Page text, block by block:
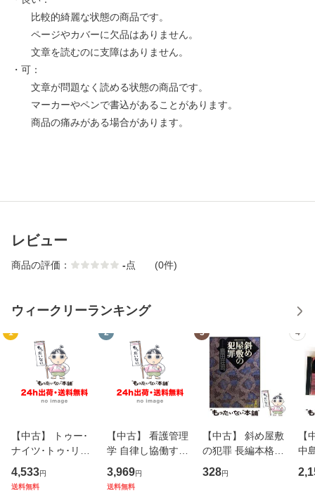
比較的綺麗な状態の商品です。
ページやカバーに欠品はありません。
文章を読むのに支障はありません。
・可：
文章が問題なく読める状態の商品です。
マーカーやペンで書込があることがあります。
商品の痛みがある場合があります。
レビュー
商品の評価： -点 (0件)
ウィークリーランキング
1
【中古】 トゥー･
ナイツ･トゥ･リメ
ンバー / フェア・
ウォーニング / [C
4,533円
送料無料
2
【中古】 看護管理
学 自律し協働する
専門職の看護マネ
ジメントスキル 改
3,969円
送料無料
3
【中古】 斜め屋敷
の犯罪 長編本格推
理小説 (光文社文
庫) / 島田荘司 / 光
328円
4
【
中島
【
料